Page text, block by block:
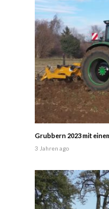
Grubbern 2023 mit
3 Jahren ago